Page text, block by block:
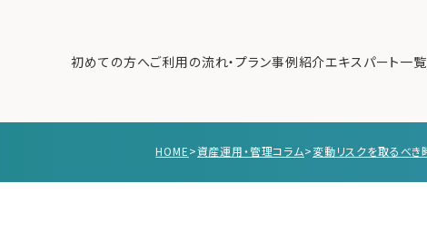
初めての方へご利用の流れ・プラン事例紹介エキスパート一覧
HOME>資産運用・管理コラム>